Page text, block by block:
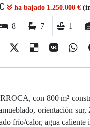
ha bajado 1.250.000 €
8 7 1
con 800 m²
orientación
frío/calor, agua